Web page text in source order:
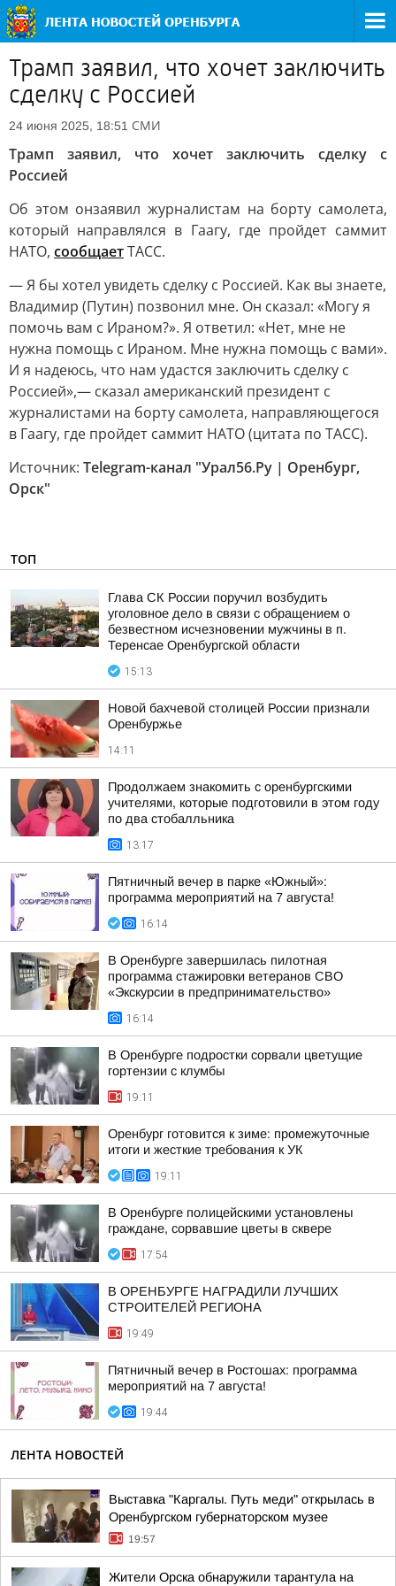
Трамп заявил, что хочет заключить
сделку с Россией
24 июня 2025, 18:51 СМИ
Трамп заявил, что хочет заключить сделку с
Россией
Об этом онзаявил журналистам на борту самолета,
который направлялся в Гаагу, где пройдет саммит
НАТО, сообщаетТАСС.
— Я бы хотел увидеть сделку с Россией. Как вы знаете,
Владимир (Путин) позвонил мне. Он сказал: «Могу я
помочь вам с Ираном?». Я ответил: «Нет, мне не
нужна помощь с Ираном. Мне нужна помощь с вами».
И я надеюсь, что нам удастся заключить сделку с
Россией»,— сказал американский президент с
журналистами на борту самолета, направляющегося
в Гаагу, где пройдет саммит НАТО (цитата по ТАСС).
Источник: Telegram-канал "Урал56.Ру | Оренбург,
Орск"
ТОП
Глава СК России поручил возбудить
уголовное дело в связи с обращением о
безвестном исчезновении мужчины в п.
Теренсае Оренбургской области
15:13
Новой бахчевой столицей России признали
Оренбуржье
14:11
Продолжаем знакомить с оренбургскими
учителями, которые подготовили в этом году
по два стобалльника
13:17
Пятничный вечер в парке «Южный»:
программа мероприятий на 7 августа!
16:14
В Оренбурге завершилась пилотная
программа стажировки ветеранов СВО
«Экскурсии в предпринимательство»
16:14
В Оренбурге подростки сорвали цветущие
гортензии с клумбы
19:11
Оренбург готовится к зиме: промежуточные
итоги и жесткие требования к УК
19:11
В Оренбурге полицейскими установлены
граждане, сорвавшие цветы в сквере
17:54
В ОРЕНБУРГЕ НАГРАДИЛИ ЛУЧШИХ
СТРОИТЕЛЕЙ РЕГИОНА
19:49
Пятничный вечер в Ростошах: программа
мероприятий на 7 августа!
19:44
ЛЕНТА НОВОСТЕЙ
Выставка "Каргалы. Путь меди" открылась в
Оренбургском губернаторском музее
19:57
Жители Орска обнаружили тарантула на